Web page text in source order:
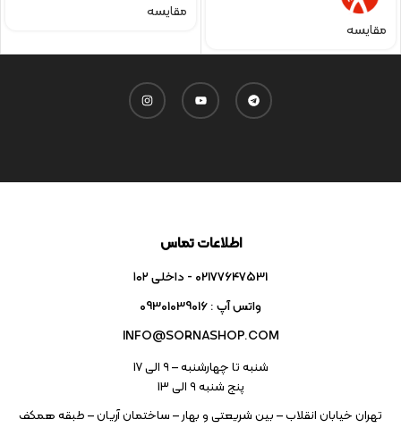
مقایسه
مقایسه
اطلاعات تماس
02177647531 - داخلی ۱۰۲
واتس آپ : 09301039016
INFO@SORNASHOP.COM
شنبه تا چهارشنبه – ۹ الی 17
پنج شنبه ۹ الی 13
تهران خیابان انقلاب – بین شریعتی و بهار – ساختمان آریان – طبقه همکف